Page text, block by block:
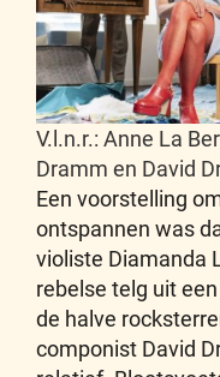
V.l.n.r.: Anne La
Dramm en David
Een voorstelling
ontspannen was
violiste Diamanda
rebelse telg uit
de halve
componist David